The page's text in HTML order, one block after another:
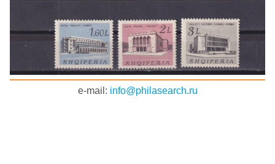
e-mail: info@philasearch.ru